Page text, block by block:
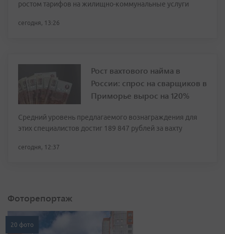
ростом тарифов на жилищно-коммунальные услуги
сегодня, 13:26
Рост вахтового найма в
России: спрос на сварщиков в
Приморье вырос на 120%
Средний уровень предлагаемого вознаграждения для
этих специалистов достиг 189 847 рублей за вахту
сегодня, 12:37
Фоторепортаж
20 фото